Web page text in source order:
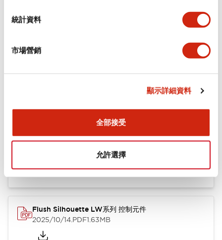
統計資料
市場營銷
顯示詳細資料
全部接受
允許選擇
Flush Silhouette LW系列 控制元件 (英文版)
1.23MB
Flush Silhouette LW系列 控制元件
2025/10/14.PDF1.63MB